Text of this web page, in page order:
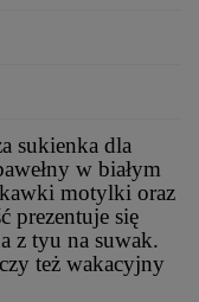
płatności
sukienka dla
w białym
motylki oraz
prezentuje się
z tyu na suwak.
też wakacyjny